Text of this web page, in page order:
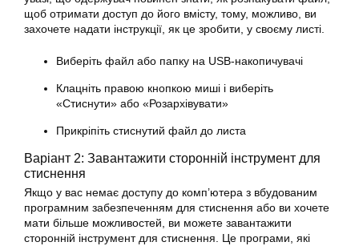
щоб отримати доступ до його вмісту, тому, можливо, ви
захочете надати інструкції, як це зробити, у своєму листі.
Виберіть файл або папку на USB-накопичувачі
Клацніть правою кнопкою миші і виберіть
«Стиснути» або «Розархівувати»
Прикріпіть стиснутий файл до листа
Варіант 2: Завантажити сторонній інструмент для
стиснення
Якщо у вас немає доступу до комп’ютера з вбудованим
програмним забезпеченням для стиснення або ви хочете
мати більше можливостей, ви можете завантажити
сторонній інструмент для стиснення. Це програми, які